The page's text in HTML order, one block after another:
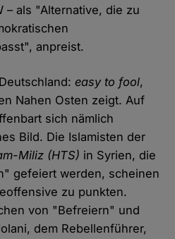
– als "Alternative, die zu
anpreist.
easy to fool,
Nahen Osten zeigt. Auf
sich nämlich
Bild. Die Islamisten der
Miliz (HTS) in Syrien, die
gefeiert werden, scheinen
zu punkten.
von "Befreiern" und
dem Rebellenführer,